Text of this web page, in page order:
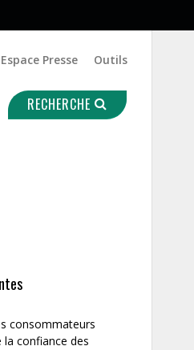
Espace Presse Outils
RECHERCHE
consommateurs
la confiance des